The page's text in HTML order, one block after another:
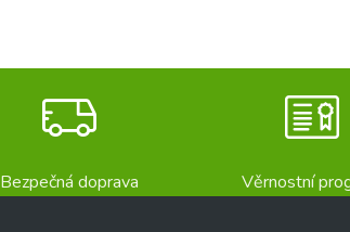
Bezpečná doprava Věrnostní